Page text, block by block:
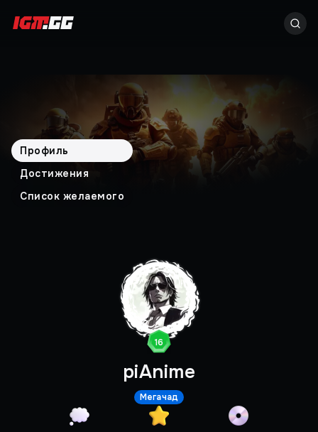
Профиль
Достижения
Список желаемого
16
piAnime
Мегачад